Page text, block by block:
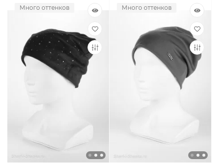
Много оттенков Много оттенков